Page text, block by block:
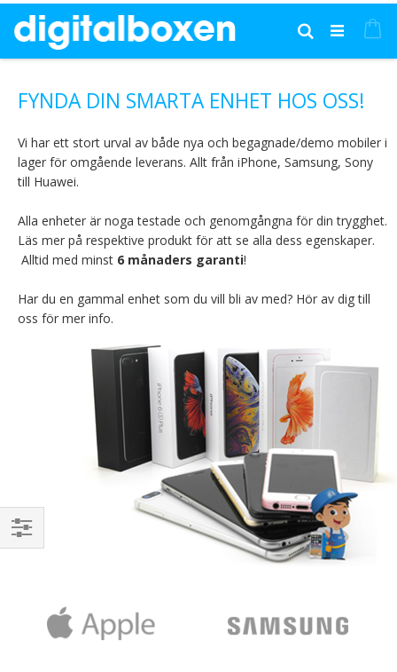
till
innehållet
Sök
FYNDA DIN SMARTA ENHET HOS OSS!
Vi har ett stort urval av både nya och begagnade/demo mobiler i
lager för omgående leverans. Allt från iPhone, Samsung, Sony
till Huawei.
Alla enheter är noga testade och genomgångna för din trygghet.
Läs mer på respektive produkt för att se alla dess egenskaper.
Alltid med minst 6 månaders garanti!
Har du en gammal enhet som du vill bli av med? Hör av dig till
oss för mer info.
Handla